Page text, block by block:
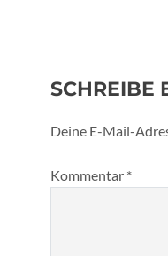
SCHREIBE
Deine E-Mail-
Kommentar *